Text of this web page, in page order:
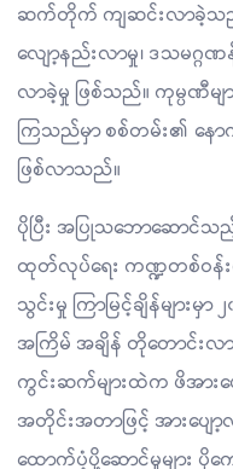
ဆက်တိုက် ကျဆင်းလာခဲ့သည်
လျော့နည်းလာမှု၊ ဒသမဂ္ဂ
လာခဲ့မှု ဖြစ်သည်။ ကုမ္ပဏီမ
ကြသည်မှာ စစ်တမ်း၏ နေ
ဖြစ်လာသည်။
ပိုပြီး အပြုသဘောဆောင်
ထုတ်လုပ်ရေး ကဏ္ဍတစ်ဝန်း
သွင်းမှု ကြာမြင့်ချိန်များမှ
အကြိမ် အချိန် တိုတောင်းလာ
ကွင်းဆက်များထဲက ဖိအားပေ
အတိုင်းအတာဖြင့် အားပျေ
ထောက်ပံ့ပို့ဆောင်မှုများ ပိုက